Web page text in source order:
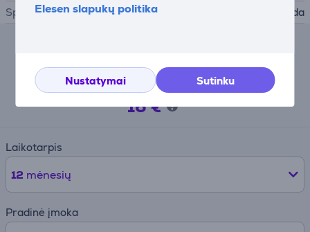
Elesen slapukų politika
Nustatymai Sutinku
Spalva
Juoda
Preliminari mėnesinė įmoka
16 €
Laikotarpis
12 mėnesių
Pradinė įmoka